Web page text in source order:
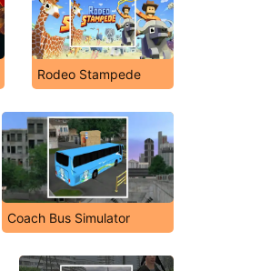
Rodeo Stampede
Coach Bus Simulator